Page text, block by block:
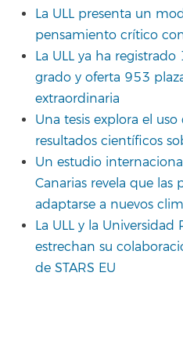
La ULL presenta un
pensamiento crítico
La ULL ya ha
grado y oferta 953
extraordinaria
Una tesis explora el
resultados científicos
Un estudio
Canarias revela que las
adaptarse a nuevos
La ULL y la
estrechan su
de STARS EU